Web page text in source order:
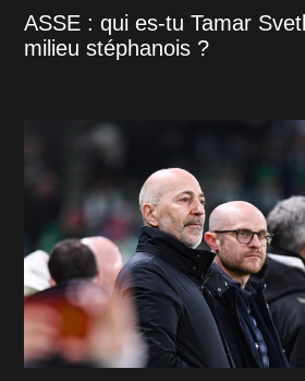
ASSE : qui es-tu Tamar
milieu stéphanois ?